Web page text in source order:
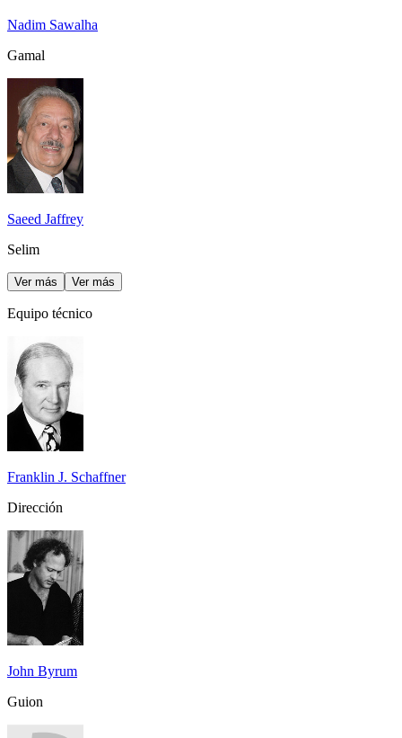
Nadim Sawalha
Gamal
Saeed Jaffrey
Selim
Ver más Ver más
Equipo técnico
Franklin J. Schaffner
Dirección
John Byrum
Guion